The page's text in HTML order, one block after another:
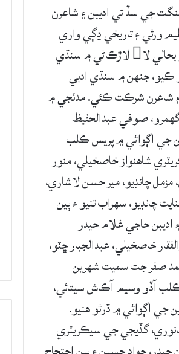
جي سڏ تي اديبن ۽ شاعرن
ورثي ۽ تاريخي ڍڳي واري
لوگو کي بحال ڪيو وڃي. سنڌي ادبي بورڊ پاران هٽايل ڍڳي واري لوگو جي بحالي لا لاڙڪاڻي ۾ سنڌي
ڪيو، جنهن ۾ سنڌي ادبي
۽ شاعرن شرڪت ڪئي. مدئجي ۾
صوفي عبدالحفيظ
جي اڳواڻي ۾ پريس ڪلب
شاھنواز خاصخيلي، منور
چانڊيو، مير حسن لاشاري،
چانڊيو، سهراب تنيو ۽ ٻين
حاجي غلام حيدر
خاصخيلي، عبدالجبار ڇٽو،
صفر جت سميت شهرين
آڏو وسيم آڪاش سيتائي،
جي اڳواڻي ۾ ڌرڻو هنيو.
گڏيجي جي سيڪريٽري